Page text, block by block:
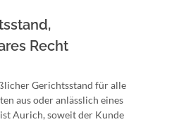
Recht
Gerichtsstand für alle
aus oder anlässlich eines
Aurich, soweit der Kunde